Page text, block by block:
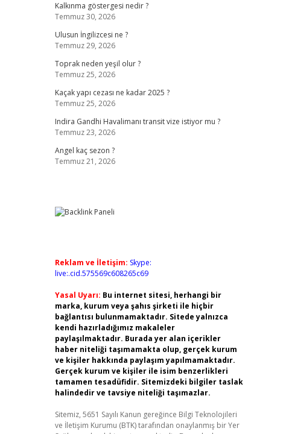
Kalkınma göstergesi nedir ?
Temmuz 30, 2026
Ulusun İngilizcesi ne ?
Temmuz 29, 2026
Toprak neden yeşil olur ?
Temmuz 25, 2026
Kaçak yapı cezası ne kadar 2025 ?
Temmuz 25, 2026
Indira Gandhi Havalimanı transit vize istiyor mu ?
Temmuz 23, 2026
Angel kaç sezon ?
Temmuz 21, 2026
Reklam ve İletişim: Skype:
live:.cid.575569c608265c69
Yasal Uyarı: Bu internet sitesi, herhangi bir
marka, kurum veya şahıs şirketi ile hiçbir
bağlantısı bulunmamaktadır. Sitede yalnızca
kendi hazırladığımız makaleler
paylaşılmaktadır. Burada yer alan içerikler
haber niteliği taşımamakta olup, gerçek kurum
ve kişiler hakkında paylaşım yapılmamaktadır.
Gerçek kurum ve kişiler ile isim benzerlikleri
tamamen tesadüfidir. Sitemizdeki bilgiler taslak
halindedir ve tavsiye niteliği taşımazlar.
Sitemiz, 5651 Sayılı Kanun gereğince Bilgi Teknolojileri
ve İletişim Kurumu (BTK) tarafından onaylanmış bir Yer